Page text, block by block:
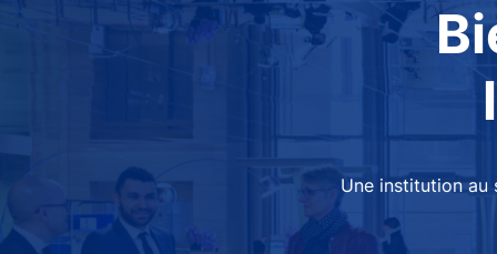
Une institution au